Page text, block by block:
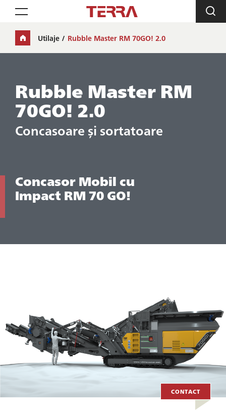
Toggle navigation
Utilaje Rubble Master RM 70GO! 2.0
Rubble Master RM
70GO! 2.0
Concasoare și sortatoare
Concasor Mobil cu
Impact RM 70 GO!
CONTACT